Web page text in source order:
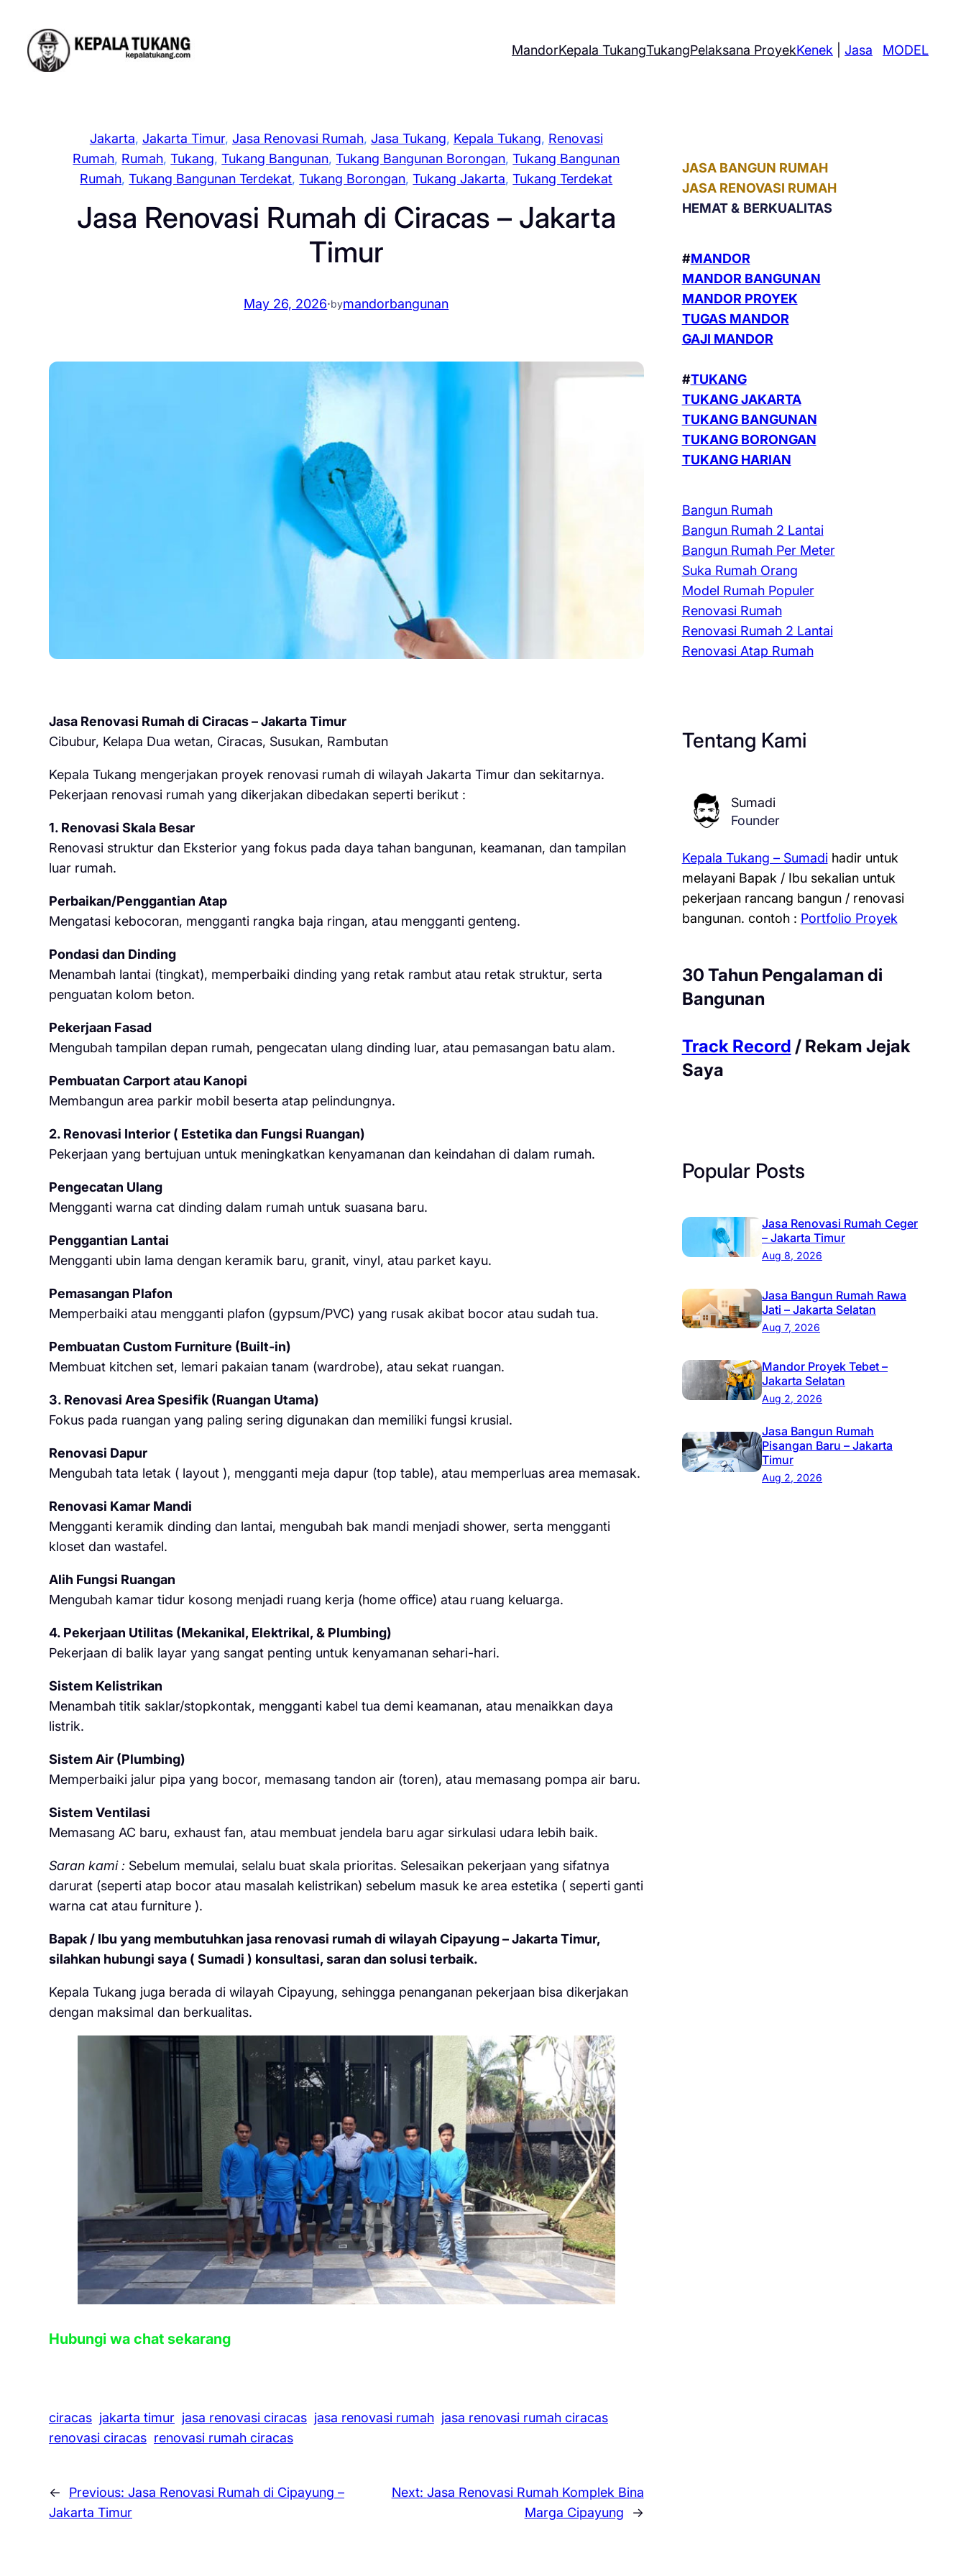
content
MandorKepala TukangTukangPelaksana ProyekKenek |Jasa MODEL
Jakarta, Jakarta Timur, Jasa Renovasi Rumah, Jasa Tukang, Kepala Tukang, Renovasi
Rumah, Rumah, Tukang, Tukang Bangunan, Tukang Bangunan Borongan, Tukang Bangunan
Rumah, Tukang Bangunan Terdekat, Tukang Borongan, Tukang Jakarta, Tukang Terdekat
Jasa Renovasi Rumah di Ciracas – Jakarta
Timur
May 26, 2026·bymandorbangunan
Jasa Renovasi Rumah di Ciracas – Jakarta Timur
Cibubur, Kelapa Dua wetan, Ciracas, Susukan, Rambutan
Kepala Tukang mengerjakan proyek renovasi rumah di wilayah Jakarta Timur dan sekitarnya.
Pekerjaan renovasi rumah yang dikerjakan dibedakan seperti berikut :
1. Renovasi Skala Besar
Renovasi struktur dan Eksterior yang fokus pada daya tahan bangunan, keamanan, dan tampilan
luar rumah.
Perbaikan/Penggantian Atap
Mengatasi kebocoran, mengganti rangka baja ringan, atau mengganti genteng.
Pondasi dan Dinding
Menambah lantai (tingkat), memperbaiki dinding yang retak rambut atau retak struktur, serta
penguatan kolom beton.
Pekerjaan Fasad
Mengubah tampilan depan rumah, pengecatan ulang dinding luar, atau pemasangan batu alam.
Pembuatan Carport atau Kanopi
Membangun area parkir mobil beserta atap pelindungnya.
2. Renovasi Interior ( Estetika dan Fungsi Ruangan)
Pekerjaan yang bertujuan untuk meningkatkan kenyamanan dan keindahan di dalam rumah.
Pengecatan Ulang
Mengganti warna cat dinding dalam rumah untuk suasana baru.
Penggantian Lantai
Mengganti ubin lama dengan keramik baru, granit, vinyl, atau parket kayu.
Pemasangan Plafon
Memperbaiki atau mengganti plafon (gypsum/PVC) yang rusak akibat bocor atau sudah tua.
Pembuatan Custom Furniture (Built-in)
Membuat kitchen set, lemari pakaian tanam (wardrobe), atau sekat ruangan.
3. Renovasi Area Spesifik (Ruangan Utama)
Fokus pada ruangan yang paling sering digunakan dan memiliki fungsi krusial.
Renovasi Dapur
Mengubah tata letak ( layout ), mengganti meja dapur (top table), atau memperluas area memasak.
Renovasi Kamar Mandi
Mengganti keramik dinding dan lantai, mengubah bak mandi menjadi shower, serta mengganti
kloset dan wastafel.
Alih Fungsi Ruangan
Mengubah kamar tidur kosong menjadi ruang kerja (home office) atau ruang keluarga.
4. Pekerjaan Utilitas (Mekanikal, Elektrikal, & Plumbing)
Pekerjaan di balik layar yang sangat penting untuk kenyamanan sehari-hari.
Sistem Kelistrikan
Menambah titik saklar/stopkontak, mengganti kabel tua demi keamanan, atau menaikkan daya
listrik.
Sistem Air (Plumbing)
Memperbaiki jalur pipa yang bocor, memasang tandon air (toren), atau memasang pompa air baru.
Sistem Ventilasi
Memasang AC baru, exhaust fan, atau membuat jendela baru agar sirkulasi udara lebih baik.
Saran kami : Sebelum memulai, selalu buat skala prioritas. Selesaikan pekerjaan yang sifatnya
darurat (seperti atap bocor atau masalah kelistrikan) sebelum masuk ke area estetika ( seperti ganti
warna cat atau furniture ).
Bapak / Ibu yang membutuhkan jasa renovasi rumah di wilayah Cipayung – Jakarta Timur,
silahkan hubungi saya ( Sumadi ) konsultasi, saran dan solusi terbaik.
Kepala Tukang juga berada di wilayah Cipayung, sehingga penanganan pekerjaan bisa dikerjakan
dengan maksimal dan berkualitas.
Hubungi wa chat sekarang
ciracas jakarta timur jasa renovasi ciracas jasa renovasi rumah jasa renovasi rumah ciracas
renovasi ciracas renovasi rumah ciracas
← Previous: Jasa Renovasi Rumah di Cipayung –
Jakarta Timur
Next: Jasa Renovasi Rumah Komplek Bina
Marga Cipayung
→
JASA BANGUN RUMAH
JASA RENOVASI RUMAH
HEMAT & BERKUALITAS
#MANDOR
MANDOR BANGUNAN
MANDOR PROYEK
TUGAS MANDOR
GAJI MANDOR
#TUKANG
TUKANG JAKARTA
TUKANG BANGUNAN
TUKANG BORONGAN
TUKANG HARIAN
Bangun Rumah
Bangun Rumah 2 Lantai
Bangun Rumah Per Meter
Suka Rumah Orang
Model Rumah Populer
Renovasi Rumah
Renovasi Rumah 2 Lantai
Renovasi Atap Rumah
Tentang Kami
Sumadi
Founder
Kepala Tukang – Sumadihadir untuk
melayani Bapak / Ibu sekalian untuk
pekerjaan rancang bangun / renovasi
bangunan. contoh : Portfolio Proyek
30 Tahun Pengalaman di
Bangunan
Track Record / Rekam Jejak
Saya
Popular Posts
Jasa Renovasi Rumah Ceger
– Jakarta Timur
Aug 8, 2026
Jasa Bangun Rumah Rawa
Jati – Jakarta Selatan
Aug 7, 2026
Mandor Proyek Tebet –
Jakarta Selatan
Aug 2, 2026
Jasa Bangun Rumah
Pisangan Baru – Jakarta
Timur
Aug 2, 2026